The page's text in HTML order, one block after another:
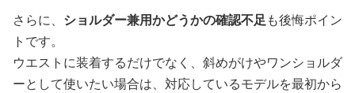
さらに、 ショルダー兼用かどうかの確認不足も後悔ポイン
トです。
ウエストに装着するだけでなく、斜めがけやワンショルダ
ーとして使いたい場合は、対応しているモデルを最初から